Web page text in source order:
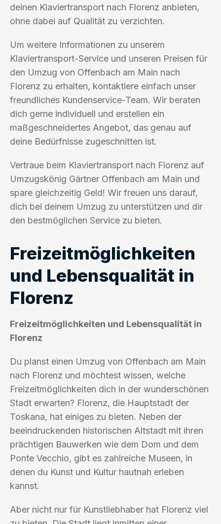
deinen Klaviertransport nach Florenz anbieten,
ohne dabei auf Qualität zu verzichten.
Um weitere Informationen zu unserem
Klaviertransport-Service und unseren Preisen für
den Umzug von Offenbach am Main nach
Florenz zu erhalten, kontaktiere einfach unser
freundliches Kundenservice-Team. Wir beraten
dich gerne individuell und erstellen ein
maßgeschneidertes Angebot, das genau auf
deine Bedürfnisse zugeschnitten ist.
Vertraue beim Klaviertransport nach Florenz auf
Umzugskönig Gärtner Offenbach am Main und
spare gleichzeitig Geld! Wir freuen uns darauf,
dich bei deinem Umzug zu unterstützen und dir
den bestmöglichen Service zu bieten.
Freizeitmöglichkeiten
und Lebensqualität in
Florenz
Freizeitmöglichkeiten und Lebensqualität in
Florenz
Du planst einen Umzug von Offenbach am Main
nach Florenz und möchtest wissen, welche
Freizeitmöglichkeiten dich in der wunderschönen
Stadt erwarten? Florenz, die Hauptstadt der
Toskana, hat einiges zu bieten. Neben der
beeindruckenden historischen Altstadt mit ihren
prächtigen Bauwerken wie dem Dom und dem
Ponte Vecchio, gibt es zahlreiche Museen, in
denen du Kunst und Kultur hautnah erleben
kannst.
Aber nicht nur für Kunstliebhaber hat Florenz viel